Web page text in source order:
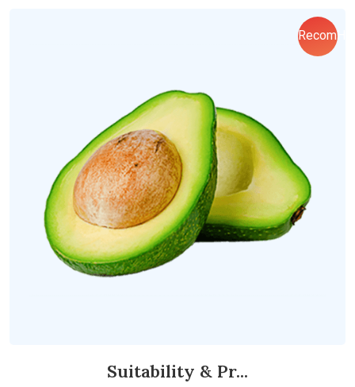
Suitability & Pr...